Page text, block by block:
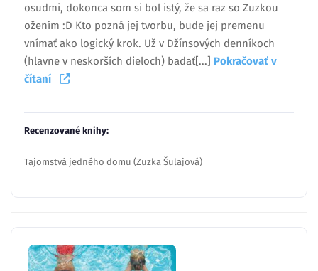
osudmi, dokonca som si bol istý, že sa raz so Zuzkou
ožením :D Kto pozná jej tvorbu, bude jej premenu
vnímať ako logický krok. Už v Džínsových denníkoch
(hlavne v neskorších dieloch) badať[...] Pokračovať v
čítaní
Recenzované knihy:
Tajomstvá jedného domu (Zuzka Šulajová)